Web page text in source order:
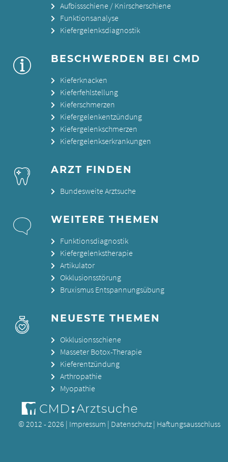
Aufbissschiene / Knirscherschiene
Funktionsanalyse
Kiefergelenksdiagnostik
BESCHWERDEN BEI CMD
Kieferknacken
Kieferfehlstellung
Kieferschmerzen
Kiefergelenkentzündung
Kiefergelenkschmerzen
Kiefergelenkserkrankungen
ARZT FINDEN
Bundesweite Arztsuche
WEITERE THEMEN
Funktionsdiagnostik
Kiefergelenkstherapie
Artikulator
Okklusionsstörung
Bruxismus Entspannungsübung
NEUESTE THEMEN
Okklusionsschiene
Masseter Botox-Therapie
Kieferentzündung
Arthropathie
Myopathie
© 2012 - 2026 | Impressum | Datenschutz | Haftungsausschluss